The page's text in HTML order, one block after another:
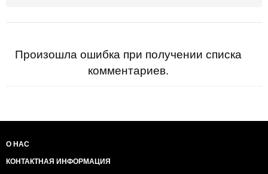
Произошла ошибка при получении списка
комментариев.
О НАС
КОНТАКТНАЯ ИНФОРМАЦИЯ